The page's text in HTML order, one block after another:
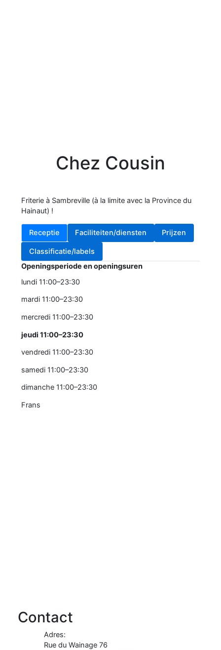
Chez Cousin
Contact
Adres:
Rue du Wainage 76
Friterie à Sambreville (à la limite avec la Province du
Hainaut) !
Receptie Faciliteiten/diensten Prijzen
Classificatie/labels
Openingsperiode en openingsuren
lundi 11:00–23:30
mardi 11:00–23:30
mercredi 11:00–23:30
jeudi 11:00–23:30
vendredi 11:00–23:30
samedi 11:00–23:30
dimanche 11:00–23:30
Frans